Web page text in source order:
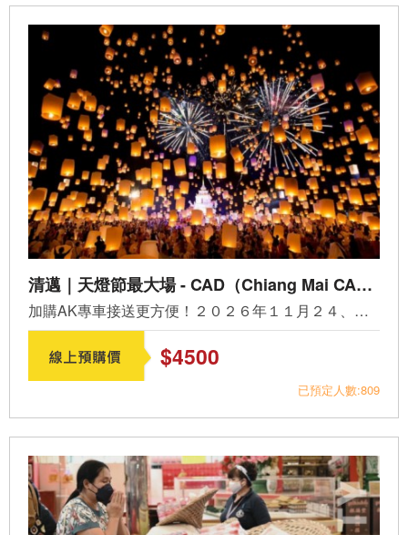
清邁｜天燈節最大場 - CAD（Chiang Mai CAD Khomloy Sky Lanterns Festival 2026）
加購AK專車接送更方便！２０２６年１１月２４、２５日限定，...
$4500
已預定人數:809